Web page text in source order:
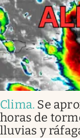
Clima. Se
horas de
lluvias y